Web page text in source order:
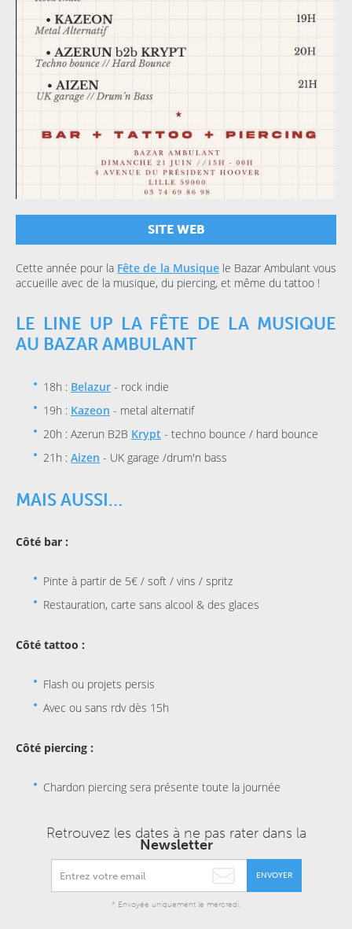
SITE WEB
Cette année pour la Fête de la Musiquele Bazar Ambulant vous
accueille avec de la musique, du piercing, et même du tattoo !
LE LINE UP LA FÊTE DE LA MUSIQUE
AU BAZAR AMBULANT
18h : Belazur - rock indie
19h : Kazeon - metal alternatif
20h : Azerun B2B Krypt - techno bounce / hard bounce
21h : Aizen - UK garage /drum'n bass
MAIS AUSSI…
Côté bar :
Pinte à partir de 5€ / soft / vins / spritz
Restauration, carte sans alcool & des glaces
Côté tattoo :
Flash ou projets persis
Avec ou sans rdv dès 15h
Côté piercing :
Chardon piercing sera présente toute la journée
Retrouvez les dates à ne pas rater dans la
Newsletter
ENVOYER
* Envoyée uniquement le mercredi.